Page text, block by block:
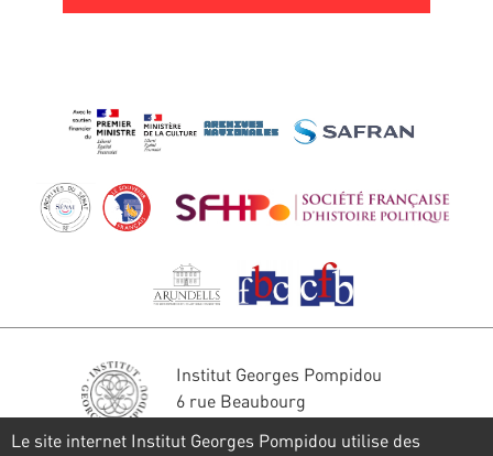
Institut Georges Pompidou
6 rue Beaubourg
Le site internet Institut Georges Pompidou utilise des